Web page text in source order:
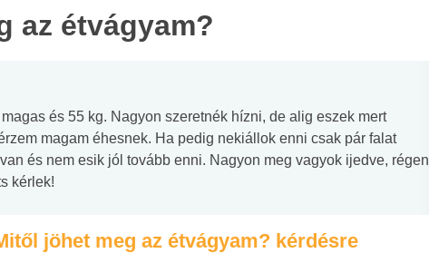
az étvágyam?
és 55 kg. Nagyon szeretnék hízni, de alig eszek mert
magam éhesnek. Ha pedig nekiállok enni csak pár falat
és nem esik jól tovább enni. Nagyon meg vagyok ijedve, régen
kérlek!
jöhet meg az étvágyam? kérdésre